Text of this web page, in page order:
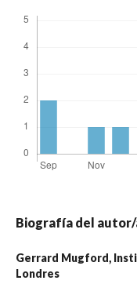
Biografía del
Gerrard Mugford,
Londres